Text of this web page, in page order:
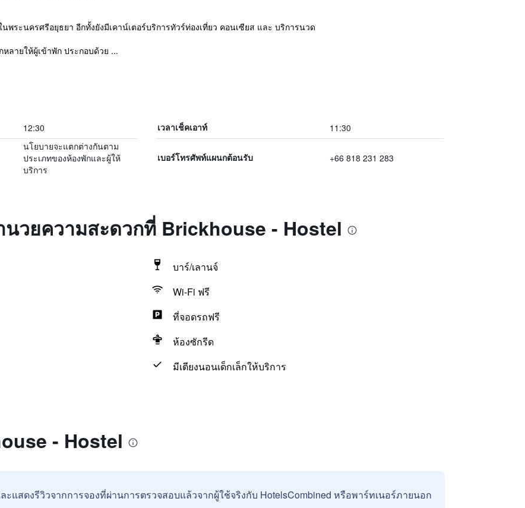
ระนครศรีอยุธยา อีกทั้งยังมีเคาน์เตอร์บริการทัวร์ท่องเที่ยว คอนเซียส และ บริการนวด
ลายให้ผู้เข้าพัก ประกอบด้วย ...
12:30 เวลาเช็คเอาท์ 11:30
นโยบายจะแตกต่างกันตาม
ประเภทของห้องพักและผู้ให้
บริการ
เบอร์โทรศัพท์แผนกต้อนรับ +66 818 231 283
นวยความสะดวกที่ Brickhouse - Hostel
บาร์/เลานจ์
Wi-Fi ฟรี
ที่จอดรถฟรี
ห้องซักรีด
มีเตียงนอนเด็กเล็กให้บริการ
- Hostel
ะแสดงรีวิวจากการจองที่ผ่านการตรวจสอบแล้วจากผู้ใช้จริงกับ HotelsCombined หรือพาร์ทเนอร์ภายนอก